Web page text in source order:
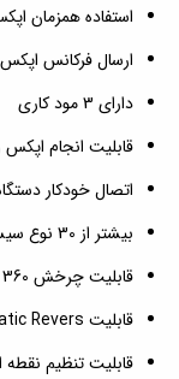
استفاده همزمان
ارسال فرکانس
دارای 3 مود کاری
قابلیت انجام
اتصال خودکار
بیشتر از 30 نوع سیستم فایل
قابلیت چرخش 360 درجه سری آنگل
قابلیت Automatic Revers و Reciprocating
قابلیت تنظیم